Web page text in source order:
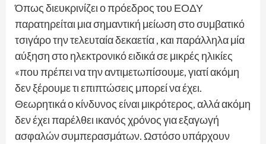
Όπως διευκρινίζει ο πρόεδρος του ΕΟΔΥ
παρατηρείται μια σημαντική μείωση στο συμβατικό
τσιγάρο την τελευταία δεκαετία , και παράλληλα μία
αύξηση στο ηλεκτρονικό ειδικά σε μικρές ηλικίες
«που πρέπει να την αντιμετωπίσουμε, γιατί ακόμη
δεν ξέρουμε τι επιπτώσεις μπορεί να έχει.
Θεωρητικά ο κίνδυνος είναι μικρότερος, αλλά ακόμη
δεν έχει παρέλθει ικανός χρόνος για εξαγωγή
ασφαλών συμπερασμάτων. Ωστόσο υπάρχουν